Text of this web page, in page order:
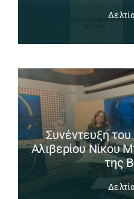
Συνέντευξη
Αλιβερίου Νίκου
της